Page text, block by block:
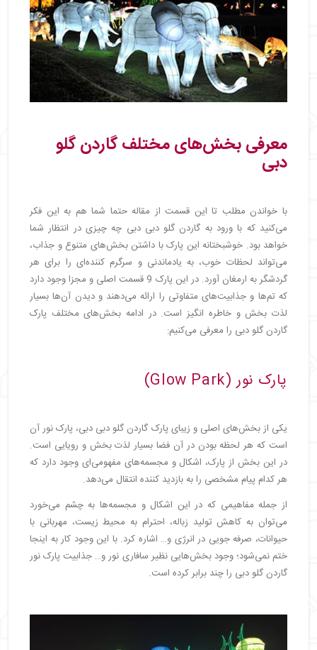
معرفی بخش‌های مختلف گاردن گلو
دبی
با خواندن مطلب تا این قسمت از مقاله حتما شما هم به این فکر
می‌کنید که با ورود به گاردن گلو دبی دبی چه چیزی در انتظار شما
خواهد بود. خوشبختانه این پارک با داشتن بخش‌های متنوع و جذاب،
می‌تواند لحظات خوب، به یادماندنی و سرگرم کننده‌ای را برای هر
گردشگر به ارمغان آورد. در این پارک 9 قسمت اصلی و مجزا وجود دارد
که تم‌ها و جذابیت‌های متفاوتی را ارائه می‌دهند و دیدن آن‌ها بسیار
لذت بخش و خاطره انگیز است. در ادامه بخش‌های مختلف پارک
گاردن گلو دبی را معرفی می‌کنیم:
پارک نور (Glow Park)
یکی از بخش‌های اصلی و زیبای پارک گاردن گلو دبی دبی، پارک نور آن
است که هر لحظه بودن در آن فضا بسیار لذت بخش و رویایی است.
در این بخش از پارک، اشکال و مجسمه‌های مفهومی‌ای وجود دارد که
هر کدام پیام مشخصی را به بازدید کننده انتقال می‌دهد.
از جمله مفاهیمی که در این اشکال و مجسمه‌ها به چشم می‌خورد
می‌توان به کاهش تولید زباله، احترام به محیط زیست، مهربانی با
حیوانات، صرفه جویی در انرژی و… اشاره کرد. با این وجود کار به اینجا
ختم نمی‌شود؛ وجود بخش‌هایی نظیر سافاری نور و… جذابیت پارک نور
گاردن گلو دبی را چند برابر کرده است.